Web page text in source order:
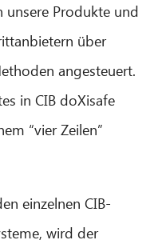
Produkte und
über
angesteuert.
in CIB doXisafe
“vier Zeilen”
einzelnen CIB-
wird der